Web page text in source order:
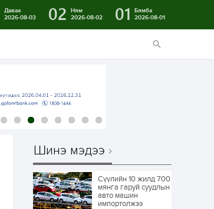
Даваа
2026-08-03
02
Ням
2026-08-02
01
Бямба
2026-08-01
Шинэ мэдээ
Сүүлийн 10 жилд 700
мянга гаруй суудлын
авто машин
импортолжээ